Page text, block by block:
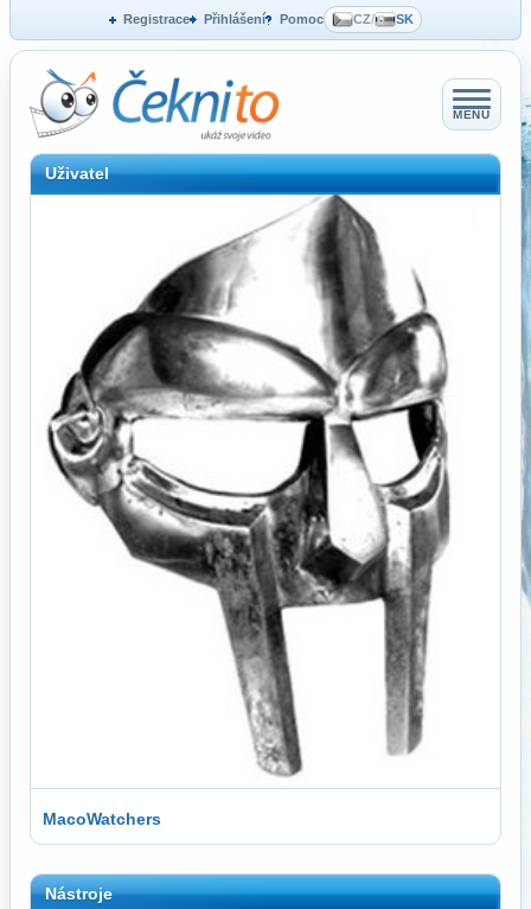
Registrace Přihlášení Pomoc CZ/ SK
MENU
Uživatel
MacoWatchers
Nástroje